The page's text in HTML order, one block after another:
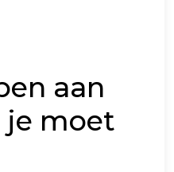
aan
je moet